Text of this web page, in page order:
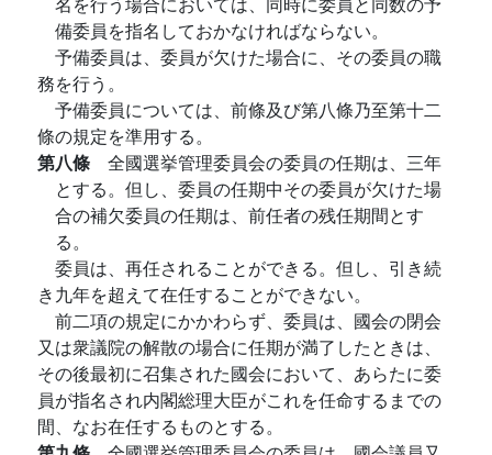
備委員を指名しておかなければならない。
予備委員は、委員が欠けた場合に、その委員の職
務を行う。
予備委員については、前條及び第八條乃至第十二
條の規定を準用する。
第八條 全國選挙管理委員会の委員の任期は、三年
とする。但し、委員の任期中その委員が欠けた場
合の補欠委員の任期は、前任者の残任期間とす
る。
委員は、再任されることができる。但し、引き続
き九年を超えて在任することができない。
前二項の規定にかかわらず、委員は、國会の閉会
又は衆議院の解散の場合に任期が満了したときは、
その後最初に召集された國会において、あらたに委
員が指名され内閣総理大臣がこれを任命するまでの
間、なお在任するものとする。